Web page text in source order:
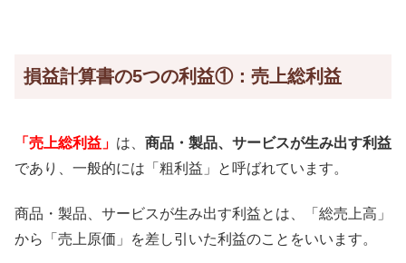
損益計算書の5つの利益①：売上総利益
「売上総利益」 は、 商品・製品、サービスが生み出す利益
であり、一般的には「粗利益」と呼ばれています。
商品・製品、サービスが生み出す利益とは、「総売上高」
から「売上原価」を差し引いた利益のことをいいます。